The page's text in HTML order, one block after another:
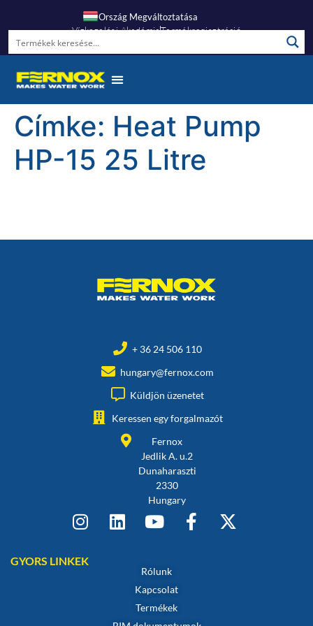
Ország Megváltoztatása
Vízkezelési AkadémiaTermékregisztráció
Címke: Heat Pump
HP-15 25 Litre
+ 36 24 506 110
hungary@fernox.com
Küldjön üzenetet
Keressen egy forgalmazót
Fernox
Jedlik A. u.2
Dunaharaszti
2330
Hungary
GYORS LINKEK
Rólunk
Kapcsolat
Termékek